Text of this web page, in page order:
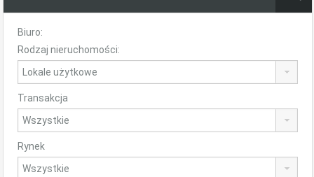
Biuro:
Rodzaj nieruchomości:
Transakcja
Rynek